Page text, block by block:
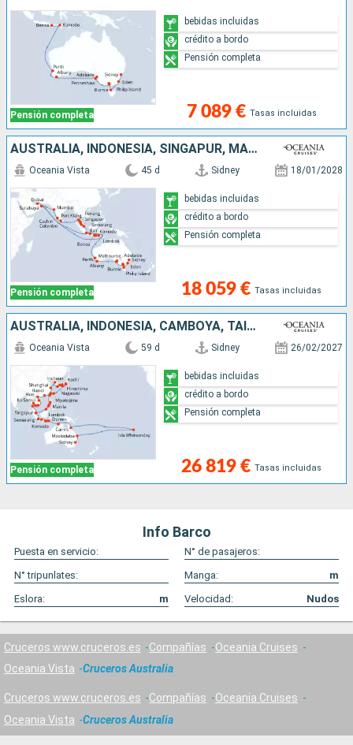
Pensión completa 7 089 € Tasas incluidas
bebidas incluidas
crédito a bordo
Pensión completa
AUSTRALIA, INDONESIA, SINGAPUR, MALASIA, TAILANDIA, SRI LANKA, INDIA, EMIRATOS ÁRABES UNIDOS
Pensión completa
Oceania Vista 45 d Sidney 18/01/2028
18 059 € Tasas incluidas
bebidas incluidas
crédito a bordo
Pensión completa
AUSTRALIA, INDONESIA, CAMBOYA, TAILANDIA, VIETNAM, CHINA, COREA DEL SUR, JAPÓN, TAIWÁN, FILIPINAS, MALASIA, SINGAPUR
Pensión completa
Oceania Vista 59 d Sidney 26/02/2027
26 819 € Tasas incluidas
bebidas incluidas
crédito a bordo
Pensión completa
Info Barco
Puesta en servicio:
N° de pasajeros:
N° tripunlates:
Manga:
m
Eslora:
m Velocidad: Nudos
Cruceros www.cruceros.es Compañías
Oceania Cruises
Oceania Vista
Cruceros Australia
Cruceros www.cruceros.es Compañías
Oceania Cruises
Oceania Vista
Cruceros Australia